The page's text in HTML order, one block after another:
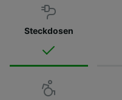
Steckdosen